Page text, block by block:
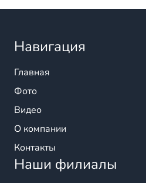
Навигация
Главная
Фото
Видео
О компании
Контакты
Наши филиалы